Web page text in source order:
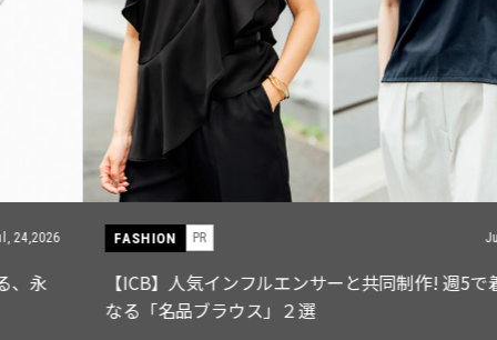
FASHION PR
【ICB】人気インフルエンサーと共同制作! 週5で着たく
なる「名品ブラウス」２選